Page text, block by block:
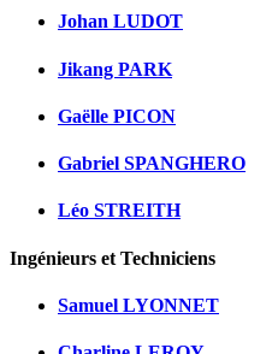
Johan LUDOT
Jikang PARK
Gaëlle PICON
Gabriel SPANGHERO
Léo STREITH
Ingénieurs et Techniciens
Samuel LYONNET